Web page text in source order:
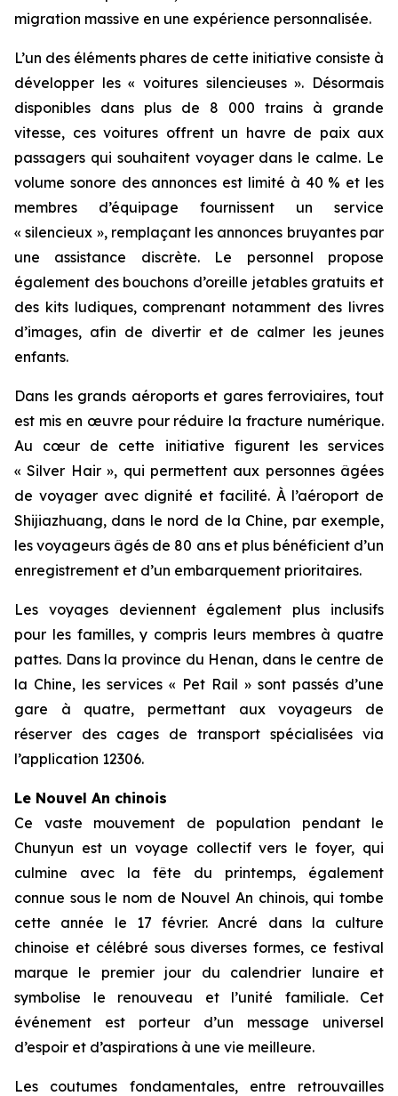
migration massive en une expérience personnalisée.
L’un des éléments phares de cette initiative consiste à
développer les « voitures silencieuses ». Désormais
disponibles dans plus de 8 000 trains à grande
vitesse, ces voitures offrent un havre de paix aux
passagers qui souhaitent voyager dans le calme. Le
volume sonore des annonces est limité à 40 % et les
membres d’équipage fournissent un service
« silencieux », remplaçant les annonces bruyantes par
une assistance discrète. Le personnel propose
également des bouchons d’oreille jetables gratuits et
des kits ludiques, comprenant notamment des livres
d’images, afin de divertir et de calmer les jeunes
enfants.
Dans les grands aéroports et gares ferroviaires, tout
est mis en œuvre pour réduire la fracture numérique.
Au cœur de cette initiative figurent les services
« Silver Hair », qui permettent aux personnes âgées
de voyager avec dignité et facilité. À l’aéroport de
Shijiazhuang, dans le nord de la Chine, par exemple,
les voyageurs âgés de 80 ans et plus bénéficient d’un
enregistrement et d’un embarquement prioritaires.
Les voyages deviennent également plus inclusifs
pour les familles, y compris leurs membres à quatre
pattes. Dans la province du Henan, dans le centre de
la Chine, les services « Pet Rail » sont passés d’une
gare à quatre, permettant aux voyageurs de
réserver des cages de transport spécialisées via
l’application 12306.
Le Nouvel An chinois
Ce vaste mouvement de population pendant le
Chunyun est un voyage collectif vers le foyer, qui
culmine avec la fête du printemps, également
connue sous le nom de Nouvel An chinois, qui tombe
cette année le 17 février. Ancré dans la culture
chinoise et célébré sous diverses formes, ce festival
marque le premier jour du calendrier lunaire et
symbolise le renouveau et l’unité familiale. Cet
événement est porteur d’un message universel
d’espoir et d’aspirations à une vie meilleure.
Les coutumes fondamentales, entre retrouvailles